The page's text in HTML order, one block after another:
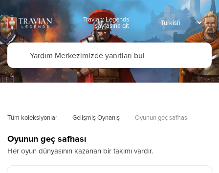
Travian: Legends
sayfasına git
Tüm koleksiyonlar Gelişmiş Oynanış Oyunun geç safhası
Oyunun geç safhası
Her oyun dünyasının kazanan bir takımı vardır.